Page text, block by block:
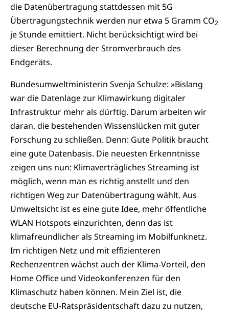
die Datenübertragung stattdessen mit 5G
Übertragungstechnik werden nur etwa 5 Gramm CO2
je Stunde emittiert. Nicht berücksichtigt wird bei
dieser Berechnung der Stromverbrauch des
Endgeräts.
Bundesumweltministerin Svenja Schulze: »Bislang
war die Datenlage zur Klimawirkung digitaler
Infrastruktur mehr als dürftig. Darum arbeiten wir
daran, die bestehenden Wissenslücken mit guter
Forschung zu schließen. Denn: Gute Politik braucht
eine gute Datenbasis. Die neuesten Erkenntnisse
zeigen uns nun: Klimaverträgliches Streaming ist
möglich, wenn man es richtig anstellt und den
richtigen Weg zur Datenübertragung wählt. Aus
Umweltsicht ist es eine gute Idee, mehr öffentliche
WLAN Hotspots einzurichten, denn das ist
klimafreundlicher als Streaming im Mobilfunknetz.
Im richtigen Netz und mit effizienteren
Rechenzentren wächst auch der Klima-Vorteil, den
Home Office und Videokonferenzen für den
Klimaschutz haben können. Mein Ziel ist, die
deutsche EU-Ratspräsidentschaft dazu zu nutzen,